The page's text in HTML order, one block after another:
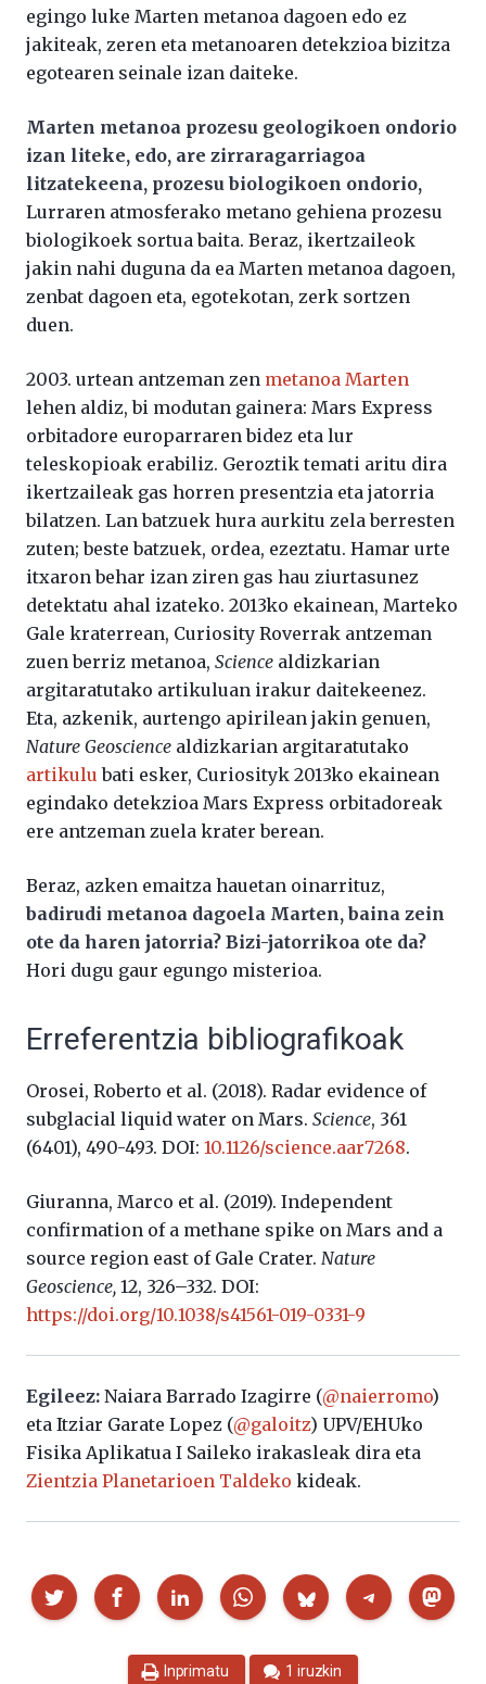
egingo luke Marten metanoa dagoen edo ez
jakiteak, zeren eta metanoaren detekzioa bizitza
egotearen seinale izan daiteke.
Marten metanoa prozesu geologikoen ondorio
izan liteke, edo, are zirraragarriagoa
litzatekeena, prozesu biologikoen ondorio,
Lurraren atmosferako metano gehiena prozesu
biologikoek sortua baita. Beraz, ikertzaileok
jakin nahi duguna da ea Marten metanoa dagoen,
zenbat dagoen eta, egotekotan, zerk sortzen
duen.
2003. urtean antzeman zen metanoa Marten
lehen aldiz, bi modutan gainera: Mars Express
orbitadore europarraren bidez eta lur
teleskopioak erabiliz. Geroztik temati aritu dira
ikertzaileak gas horren presentzia eta jatorria
bilatzen. Lan batzuek hura aurkitu zela berresten
zuten; beste batzuek, ordea, ezeztatu. Hamar urte
itxaron behar izan ziren gas hau ziurtasunez
detektatu ahal izateko. 2013ko ekainean, Marteko
Gale kraterrean, Curiosity Roverrak antzeman
zuen berriz metanoa, Science aldizkarian
argitaratutako artikuluan irakur daitekeenez.
Eta, azkenik, aurtengo apirilean jakin genuen,
Nature Geoscience aldizkarian argitaratutako
artikulu bati esker, Curiosityk 2013ko ekainean
egindako detekzioa Mars Express orbitadoreak
ere antzeman zuela krater berean.
Beraz, azken emaitza hauetan oinarrituz,
badirudi metanoa dagoela Marten, baina zein
ote da haren jatorria? Bizi-jatorrikoa ote da?
Hori dugu gaur egungo misterioa.
Erreferentzia bibliografikoak
Orosei, Roberto et al. (2018). Radar evidence of
subglacial liquid water on Mars. Science, 361
(6401), 490-493. DOI: 10.1126/science.aar7268.
Giuranna, Marco et al. (2019). Independent
confirmation of a methane spike on Mars and a
source region east of Gale Crater. Nature
Geoscience, 12, 326–332. DOI:
https://doi.org/10.1038/s41561-019-0331-9
Egileez: Naiara Barrado Izagirre (@naierromo)
eta Itziar Garate Lopez (@galoitz) UPV/EHUko
Fisika Aplikatua I Saileko irakasleak dira eta
Zientzia Planetarioen Taldeko kideak.
Partekatu
Inprimatu 1 iruzkin